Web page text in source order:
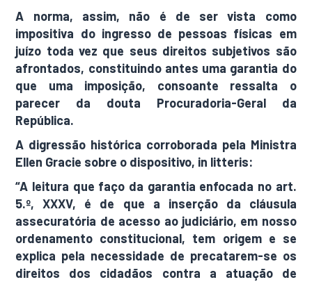
A norma, assim, não é de ser vista como
impositiva do ingresso de pessoas físicas em
juízo toda vez que seus direitos subjetivos são
afrontados, constituindo antes uma garantia do
que uma imposição, consoante ressalta o
parecer da douta Procuradoria-Geral da
República.
A digressão histórica corroborada pela Ministra
Ellen Gracie sobre o dispositivo, in litteris:
“A leitura que faço da garantia enfocada no art.
5.º, XXXV, é de que a inserção da cláusula
assecuratória de acesso ao judiciário, em nosso
ordenamento constitucional, tem origem e se
explica pela necessidade de precatarem-se os
direitos dos cidadãos contra a atuação de